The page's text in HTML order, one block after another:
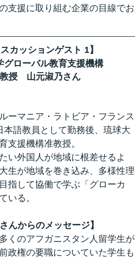
支援に取り組む企業の目線でお
スカッションゲスト 1】
グローバル教育支援機構
授　山元淑乃さん
ーマニア・ラトビア・フランス
本語教員として勤務後、琉球大
支援機構准教授。
い外国人が地域に根差せるよ
生が地域を巻き込み、多様性理
指して協働で学ぶ「グローカ
いる。
さんからのメッセージ】
くのアフガニスタン人留学生が
政権の要職についていた学生も